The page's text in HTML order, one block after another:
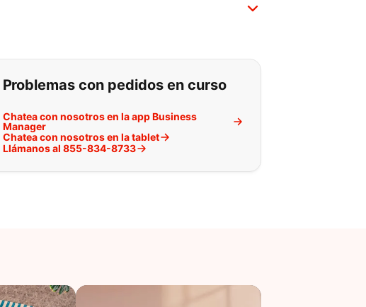
buscando:
Problemas con pedidos en curso
Chatea con nosotros en la app Business
Manager
Chatea con nosotros en la tablet
Llámanos al 855-834-8733